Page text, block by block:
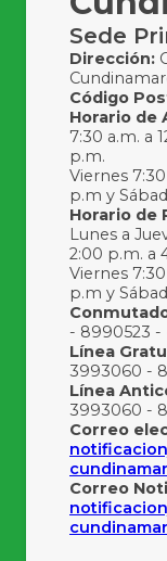
Sede
Dirección:
Código
Horario de
7:30 a.m. a
p.m.
Viernes
p.m y
Horario de
Lunes a
2:00 p.m. a
Viernes
p.m y
- 8990523 -
Línea
3993060 -
Línea
3993060 -
Correo
Correo